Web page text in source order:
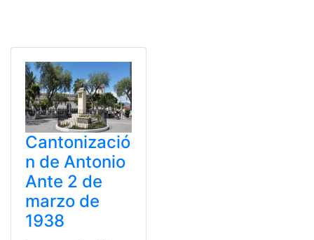
Cantonizació
n de Antonio
Ante 2 de
marzo de
1938